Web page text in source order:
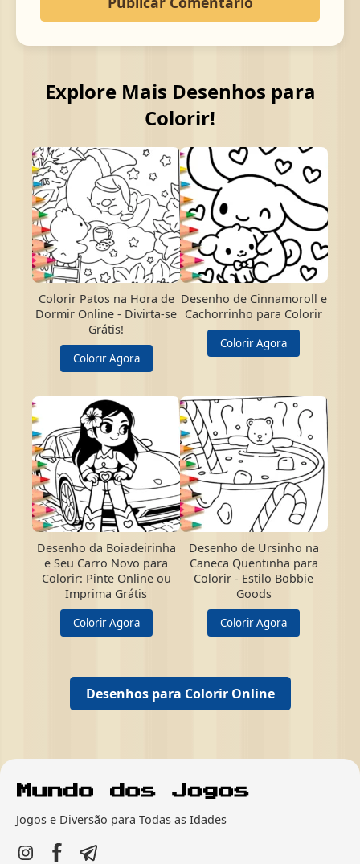
Explore Mais Desenhos para
Colorir!
Colorir Patos na Hora de
Dormir Online - Divirta-se
Grátis!
Colorir Agora
Desenho de Cinnamoroll e
Cachorrinho para Colorir
Colorir Agora
Desenho da Boiadeirinha
e Seu Carro Novo para
Colorir: Pinte Online ou
Imprima Grátis
Colorir Agora
Desenho de Ursinho na
Caneca Quentinha para
Colorir - Estilo Bobbie
Goods
Colorir Agora
Desenhos para Colorir Online
Jogos e Diversão para Todas as Idades